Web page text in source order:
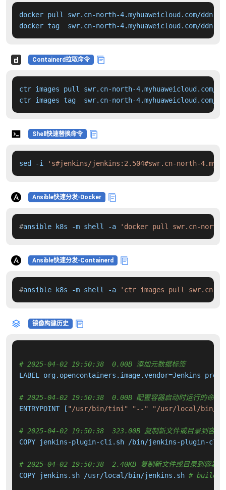
docker pull swr.cn-north-4.myhuaweicloud.com/
docker tag  swr.cn-north-4.myhuaweicloud.com/
Containerd拉取命令
ctr images pull swr.cn-north-4.myhuaweicloud.com/
ctr images tag  swr.cn-north-
Shell快速替换命令
sed -i 's#jenkins/jenkins:2.504#swr.cn-north-
Ansible快速分发-Docker
#ansible k8s -m shell -a 'docker pull swr.cn-north-
Ansible快速分发-Containerd
#ansible k8s -m shell -a 'ctr images pull swr.cn-
镜像构建历史
# 2025-04-02 19:50:38  0.00B 添加元数据标签
LABEL org.opencontainers.image.vendor=Jenkins
# 2025-04-02 19:50:38  0.00B 配置容器启动时运行的命令
ENTRYPOINT [ "/usr/bin/tini" "--" "/usr/local/bin/
# 2025-04-02 19:50:38  323.00B 复制新文件或目录到容器
COPY jenkins-plugin-cli.sh /bin/jenkins-plugin-cli
# 2025-04-02 19:50:38  2.40KB 复制新文件或目录到容器中
COPY jenkins.sh /usr/local/bin/jenkins.sh #